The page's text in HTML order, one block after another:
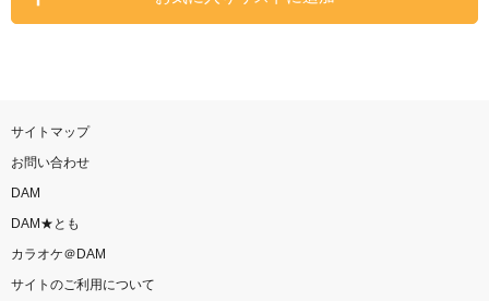
サイトマップ
お問い合わせ
DAM
DAM★とも
カラオケ＠DAM
サイトのご利用について